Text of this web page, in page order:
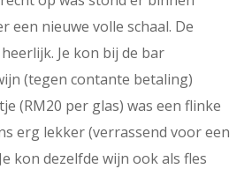
een nieuwe volle schaal. De
Je kon bij de bar
(tegen contante betaling)
(RM20 per glas) was een flinke
erg lekker (verrassend voor een
kon dezelfde wijn ook als fles